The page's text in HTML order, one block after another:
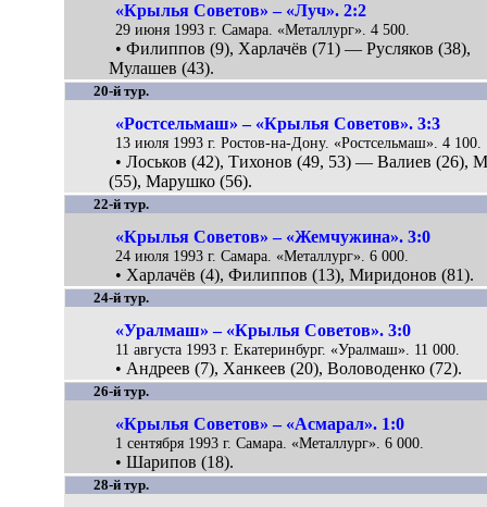
«Крылья Советов» – «Луч». 2:2
29 июня 1993 г. Самара. «Металлург». 4 500.
• Филиппов (9), Харлачёв (71) — Русляков (38),
Мулашев (43).
20-й тур.
«Ростсельмаш» – «Крылья Советов». 3:3
13 июля 1993 г. Ростов-на-Дону. «Ростсельмаш». 4 100.
• Лоськов (42), Тихонов (49, 53) — Валиев (26),
(55), Марушко (56).
22-й тур.
«Крылья Советов» – «Жемчужина». 3:0
24 июля 1993 г. Самара. «Металлург». 6 000.
• Харлачёв (4), Филиппов (13), Миридонов (81).
24-й тур.
«Уралмаш» – «Крылья Советов». 3:0
11 августа 1993 г. Екатеринбург. «Уралмаш». 11 000.
• Андреев (7), Ханкеев (20), Воловоденко (72).
26-й тур.
«Крылья Советов» – «Асмарал». 1:0
1 сентября 1993 г. Самара. «Металлург». 6 000.
• Шарипов (18).
28-й тур.